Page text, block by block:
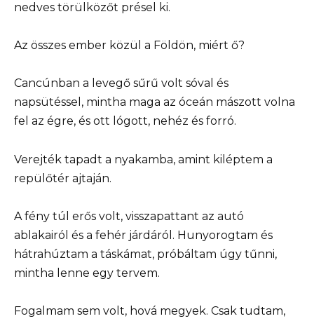
nedves törülközőt présel ki.
Az összes ember közül a Földön, miért ő?
Cancúnban a levegő sűrű volt sóval és
napsütéssel, mintha maga az óceán mászott volna
fel az égre, és ott lógott, nehéz és forró.
Verejték tapadt a nyakamba, amint kiléptem a
repülőtér ajtaján.
A fény túl erős volt, visszapattant az autó
ablakairól és a fehér járdáról. Hunyorogtam és
hátrahúztam a táskámat, próbáltam úgy tűnni,
mintha lenne egy tervem.
Fogalmam sem volt, hová megyek. Csak tudtam,